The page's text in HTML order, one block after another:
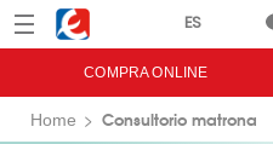
Menú Eroski
COMPRA ONLINE
Home Consultorio matrona